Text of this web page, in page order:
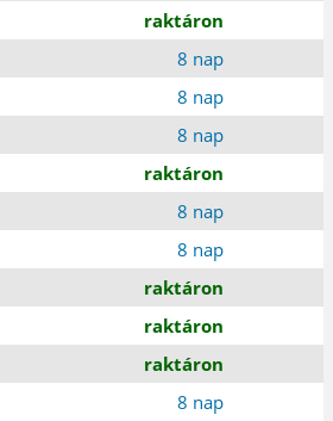
raktáron
8 nap
8 nap
8 nap
raktáron
8 nap
8 nap
raktáron
raktáron
raktáron
8 nap